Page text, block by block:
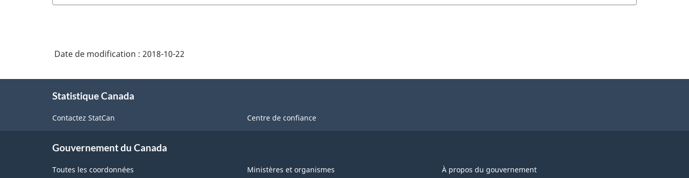
Date de modification : 2018-10-22
Statistique Canada
Contactez StatCan Centre de confiance
Gouvernement du Canada
Toutes les coordonnées Ministères et organismes À propos du gouvernement